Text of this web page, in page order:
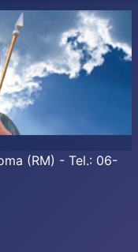
(RM) - Tel.: 06-